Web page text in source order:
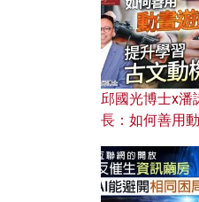
邱國光博士x潘
長：如何善用